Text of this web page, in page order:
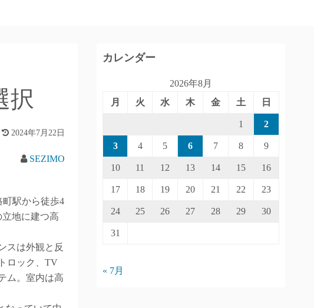
択
2024年7月22日
SEZIMO
町駅から徒歩4
地に建つ高
スは外観と反
ロック、TV
ム。室内は高
カレンダー
2026年8月
月
火 水 木 金 土 日
1 2
3 4 5 6 7 8 9
10 11 12 13 14 15 16
17 18 19 20 21 22 23
24 25 26 27 28 29 30
31
« 7月